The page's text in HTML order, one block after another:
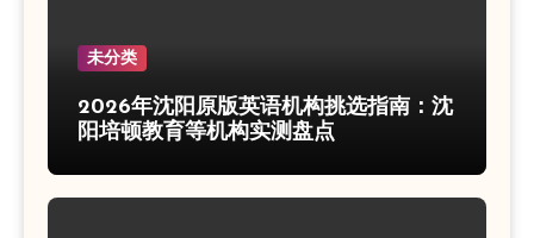
未分类
2026年沈阳原版英语机构挑选指南：沈
阳培顿教育等机构实测盘点